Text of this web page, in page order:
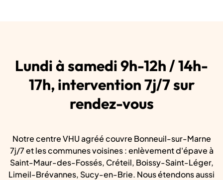
Lundi à samedi 9h-12h / 14h-
17h, intervention 7j/7 sur
rendez-vous
Notre centre VHU agréé couvre Bonneuil-sur-Marne
7j/7 et les communes voisines : enlèvement d'épave à
Saint-Maur-des-Fossés, Créteil, Boissy-Saint-Léger,
Limeil-Brévannes, Sucy-en-Brie. Nous étendons aussi